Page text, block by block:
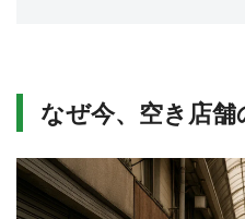
なぜ今、空き店